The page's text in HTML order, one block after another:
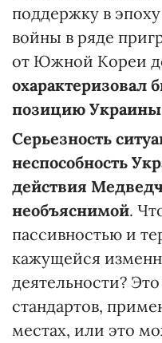
поддержку в
войны в ряде
от Южной Кореи
позицию Украины
Серьезность
неспособность
действия
необъяснимой.
пассивностью и
кажущейся
деятельности?
стандартов,
местах, или это